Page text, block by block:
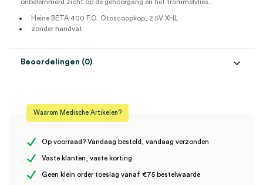
onbelemmerd zicht op de gehoorgang en het trommelvlies.
Heine BETA 400 F.O. Otoscoopkop, 2.5V XHL
zonder handvat
Beoordelingen (0)
Er zijn nog geen beoordelingen.
Waarom Medische Artikelen?
Op voorraad? Vandaag besteld, vandaag verzonden
Vaste klanten, vaste korting
Geen klein order toeslag vanaf €75 bestelwaarde